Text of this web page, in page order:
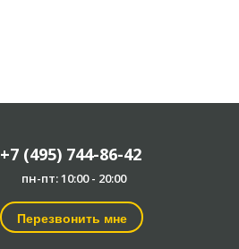
+7 (495) 744-86-42
пн-пт: 10:00 - 20:00
Перезвонить мне